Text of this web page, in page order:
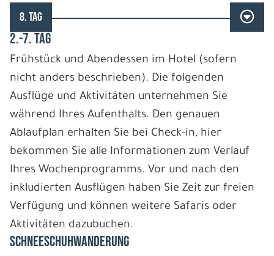
8. TAG
2.-7. TAG
Frühstück und Abendessen im Hotel (sofern
nicht anders beschrieben). Die folgenden
Ausflüge und Aktivitäten unternehmen Sie
während Ihres Aufenthalts. Den genauen
Ablaufplan erhalten Sie bei Check-in, hier
bekommen Sie alle Informationen zum Verlauf
Ihres Wochenprogramms. Vor und nach den
inkludierten Ausflügen haben Sie Zeit zur freien
Verfügung und können weitere Safaris oder
Aktivitäten dazubuchen.
SCHNEESCHUHWANDERUNG